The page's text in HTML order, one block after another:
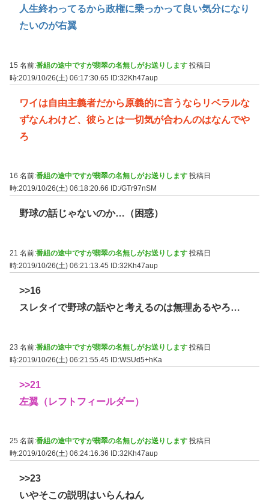
人生終わってるから政権に乗っかって良い気分になり
たいのが右翼
15 名前:番組の途中ですが翡翠の名無しがお送りします 投稿日
時:2019/10/26(土) 06:17:30.65 ID:32Kh47aup
ワイは自由主義者だから原義的に言うならリベラルな
ずなんわけど、彼らとは一切気が合わんのはなんでや
ろ
16 名前:番組の途中ですが翡翠の名無しがお送りします 投稿日
時:2019/10/26(土) 06:18:20.66
ID:/GTr97nSM
野球の話じゃないのか…（困惑）
21 名前:番組の途中ですが翡翠の名無しがお送りします 投稿日
時:2019/10/26(土) 06:21:13.45
ID:32Kh47aup
>>16
スレタイで野球の話やと考えるのは無理あるやろ…
23 名前:番組の途中ですが翡翠の名無しがお送りします 投稿日
時:2019/10/26(土) 06:21:55.45 ID:WSUd5+hKa
>>21
左翼（レフトフィールダー）
25 名前:番組の途中ですが翡翠の名無しがお送りします 投稿日
時:2019/10/26(土) 06:24:16.36
ID:32Kh47aup
>>23
いやそこの説明はいらんねん